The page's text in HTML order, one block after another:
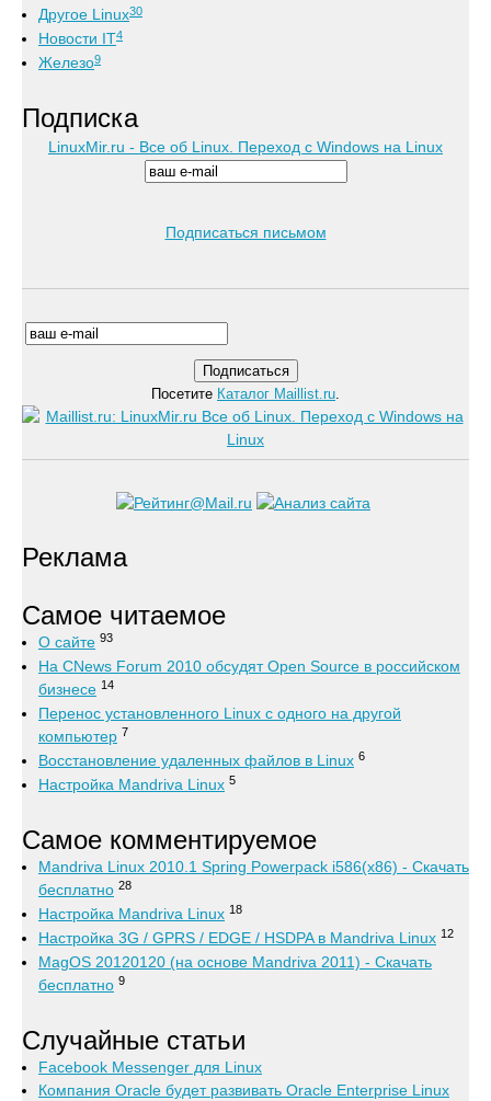
Другое Linux30
Новости IT4
Железо9
Подписка
LinuxMir.ru - Все об Linux. Переход с Windows на Linux
Подписаться письмом
Посетите Каталог Maillist.ru.
Реклама
Самое читаемое
О сайте 93
На CNews Forum 2010 обсудят Open Source в российском
бизнесе 14
Перенос установленного Linux с одного на другой
компьютер 7
Восстановление удаленных файлов в Linux 6
Настройка Mandriva Linux 5
Самое комментируемое
Mandriva Linux 2010.1 Spring Powerpack i586(x86) - Скачать
бесплатно 28
Настройка Mandriva Linux 18
Настройка 3G / GPRS / EDGE / HSDPA в Mandriva Linux 12
MagOS 20120120 (на основе Mandriva 2011) - Скачать
бесплатно 9
Случайные статьи
Facebook Messenger для Linux
Компания Oracle будет развивать Oracle Enterprise Linux